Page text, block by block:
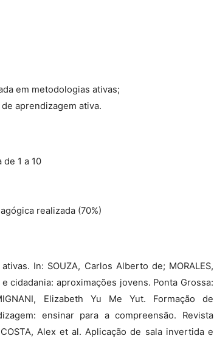
em metodologias ativas;
aprendizagem ativa.
1 a 10
realizada (70%)
In: SOUZA, Carlos Alberto de; MORALES,
cidadania: aproximações jovens. Ponta Grossa:
Elizabeth Yu Me Yut. Formação de
ensinar para a compreensão. Revista
Alex et al. Aplicação de sala invertida e